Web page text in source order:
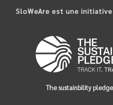
SloWeAre est une initiative
The sustainbility